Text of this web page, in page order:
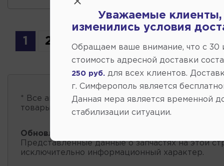
1 2 3 146
* Все автозапчасти есть в наличии , обновление
товары проходит несколько раз в сутки.
Обновление остатков и цен:
Представленные данные о запчастях на этой
исключительно информационный характер.
Уважаемые клиенты,
изменились условия
Обращаем ваше внимание, что c 30
стоимость адресной доставки
250 руб. для всех клиентов.
г. Симферополь является
Данная мера является временной
стабилизации ситуации.